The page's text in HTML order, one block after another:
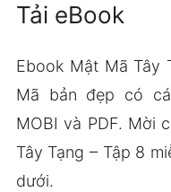
Tải eBook
Ebook Mật Mã Tây
Mã bản đẹp có
MOBI và PDF. Mời
Tây Tạng – Tập 8
dưới.